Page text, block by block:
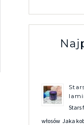
Stars
włosów Jaka